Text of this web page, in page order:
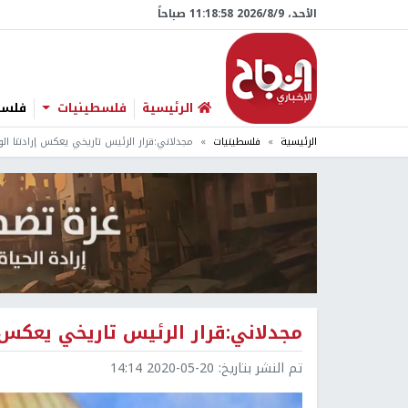
الأحد، 9/‏8/‏2026 11:18:59 صباحاً
الرئيسية فلسطينيات
الرئيسية فلسطينيات مجدلاني:قرار الرئيس تاريخي يعكس إرادتنا
مجدلاني:قرار الرئيس تاريخي
تم النشر بتاريخ: 2020-05-20 14:14